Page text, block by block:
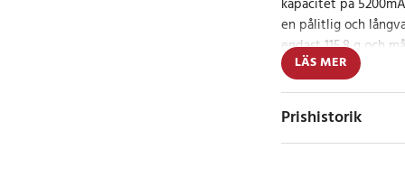
kapacitet på
en pålitlig och
endast 115.8 g och
mm är det lätt att
kamera, vilket
Specifikation
- Kapacitet:
LÄS MER
Prishistorik